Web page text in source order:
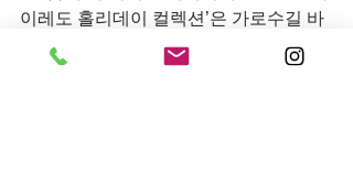
이레도 홀리데이 컬렉션’은 가로수길 바
이레도 뷰티스토어와 전국 바이레도 백
화점 매장, 그리고 바이레도 브랜드 스토